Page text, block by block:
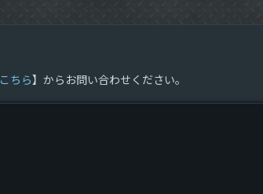
こちら】からお問い合わせください。